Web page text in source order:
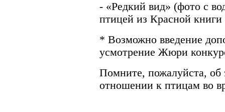
- «Редкий вид» (фото с
птицей из Красной книги
* Возможно введение
усмотрение Жюри
Помните, пожалуйста,
отношении к птицам во